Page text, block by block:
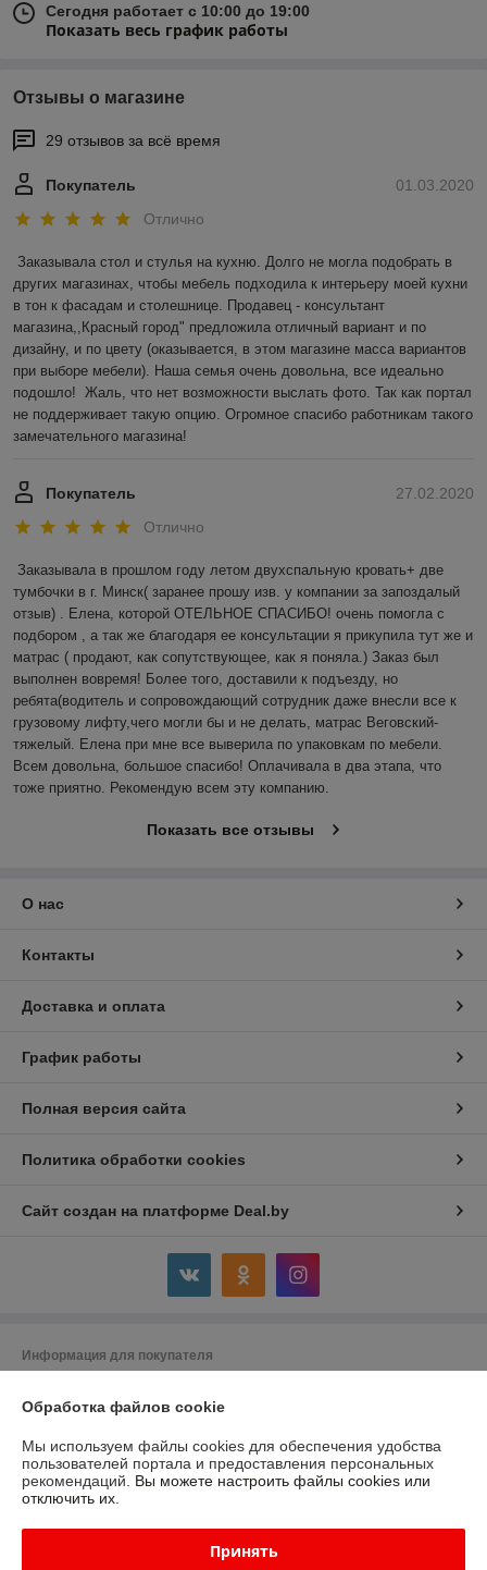
Сегодня работает с 10:00 до 19:00
Показать весь график работы
Отзывы о магазине
29 отзывов за всё время
01.03.2020
Покупатель
Отлично
Заказывала стол и стулья на кухню. Долго не могла подобрать в
других магазинах, чтобы мебель подходила к интерьеру моей кухни
в тон к фасадам и столешнице. Продавец - консультант
магазина,,Красный город" предложила отличный вариант и по
дизайну, и по цвету (оказывается, в этом магазине масса вариантов
при выборе мебели). Наша семья очень довольна, все идеально
подошло!  Жаль, что нет возможности выслать фото. Так как портал
не поддерживает такую опцию. Огромное спасибо работникам такого
замечательного магазина!
27.02.2020
Покупатель
Отлично
Заказывала в прошлом году летом двухспальную кровать+ две
тумбочки в г. Минск( заранее прошу изв. у компании за запоздалый
отзыв) . Елена, которой ОТЕЛЬНОЕ СПАСИБО! очень помогла с
подбором , а так же благодаря ее консультации я прикупила тут же и
матрас ( продают, как сопутствующее, как я поняла.) Заказ был
выполнен вовремя! Более того, доставили к подъезду, но
ребята(водитель и сопровождающий сотрудник даже внесли все к
грузовому лифту,чего могли бы и не делать, матрас Веговский-
тяжелый. Елена при мне все выверила по упаковкам по мебели.
Всем довольна, большое спасибо! Оплачивала в два этапа, что
тоже приятно. Рекомендую всем эту компанию.
Показать все отзывы
О нас
Контакты
Доставка и оплата
График работы
Полная версия сайта
Политика обработки cookies
Сайт создан на платформе Deal.by
Информация для покупателя
231800, РБ, Гродненская область, г.Слоним ул. Ершова 56\1
Регистрационный номер ЕГР: 591759030
УНП: 591759030
Дата регистрации компании: 15.07.2024
Обработка файлов cookie
Мы используем файлы cookies для обеспечения удобства
пользователей портала и предоставления персональных
рекомендаций. Вы можете настроить файлы cookies или
отключить их.
Принять